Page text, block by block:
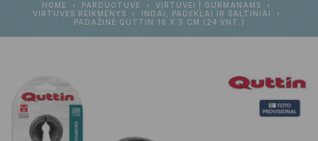
HOME PARDUOTUVĖ
VIRTUVEI | GURMANAMS
VIRTUVĖS REIKMENYS
INDAI, PADĖKLAI IR ŠALTINIAI
PADAŽINĖ QUTTIN 16 X 5 CM (24 VNT.)